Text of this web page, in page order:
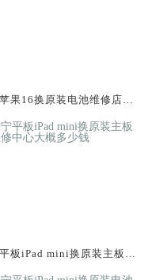
果16换原装电池维修店大
板iPad mini换原装主板维